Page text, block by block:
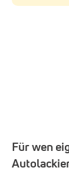
Für wen